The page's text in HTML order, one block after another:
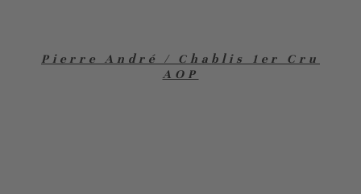
Pierre André / Chablis 1er Cru
AOP